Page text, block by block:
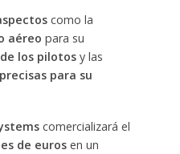
como la
aéreo para su
los pilotosy las
para su
comercializará el
de eurosen un